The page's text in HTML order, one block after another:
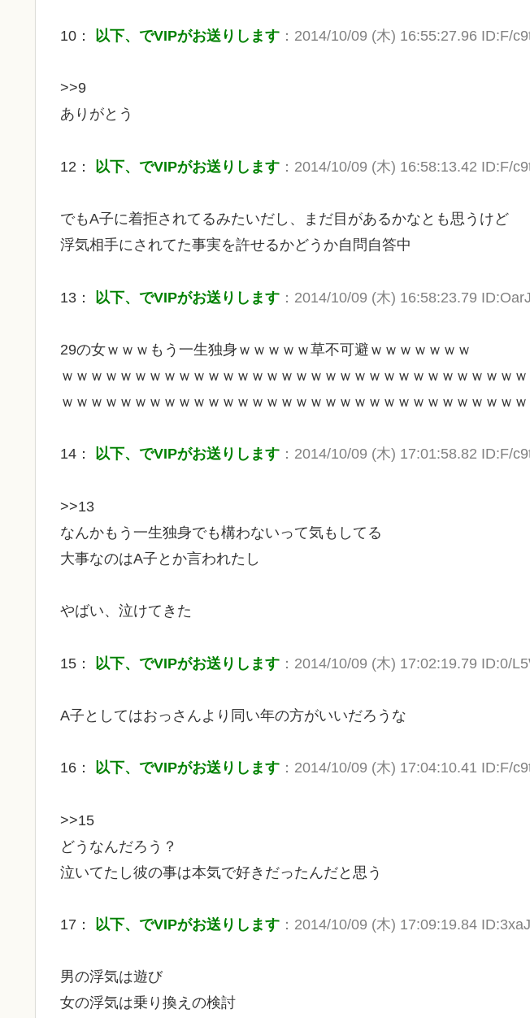
10： 以下、でVIPがお送りします ：2014/10/09 (木) 16:55:27.96 ID:F/
>>9
ありがとう
12： 以下、でVIPがお送りします ：2014/10/09 (木) 16:58:13.42 ID:F/
でもA子に着拒されてるみたいだし、まだ目があるかなとも思うけど
浮気相手にされてた事実を許せるかどうか自問自答中
13： 以下、でVIPがお送りします ：2014/10/09 (木) 16:58:23.79
29の女ｗｗｗもう一生独身ｗｗｗｗｗ草不可避ｗｗｗｗｗｗｗ
ｗｗｗｗｗｗｗｗｗｗｗｗｗｗｗｗｗｗｗｗｗｗｗｗｗｗｗｗｗｗｗｗ
ｗｗｗｗｗｗｗｗｗｗｗｗｗｗｗｗｗｗｗｗｗｗｗｗｗｗｗｗｗｗｗｗ
14： 以下、でVIPがお送りします ：2014/10/09 (木) 17:01:58.82 ID:F/
>>13
なんかもう一生独身でも構わないって気もしてる
大事なのはA子とか言われたし
やばい、泣けてきた
15： 以下、でVIPがお送りします ：2014/10/09 (木) 17:02:19.79 ID:0/
A子としてはおっさんより同い年の方がいいだろうな
16： 以下、でVIPがお送りします ：2014/10/09 (木) 17:04:10.41 ID:F/
>>15
どうなんだろう？
泣いてたし彼の事は本気で好きだったんだと思う
17： 以下、でVIPがお送りします ：2014/10/09 (木) 17:09:19.84
男の浮気は遊び
女の浮気は乗り換えの検討